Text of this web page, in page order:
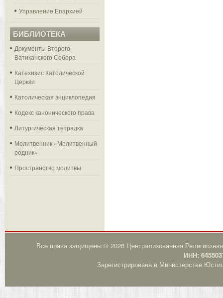
Управление Епархией
БИБЛИОТЕКА
Документы Второго
Ватиканского Собора
Катехизис Католической
Церкви
Католическая энциклопедия
Кодекс канонического права
Литургическая тетрадка
Молитвенник «Молитвенный
родник»
Пространство молитвы
Все права защищены © 2026 Централизованная
ИНН:
Зарегистрирована в Министерстве